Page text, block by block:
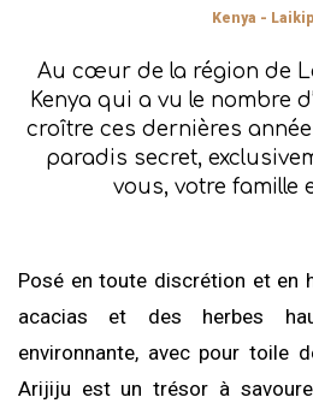
Kenya -
Au cœur de la région de
Kenya qui a vu le nombre
croître ces dernières
paradis secret,
vous, votre famille
Posé en toute discrétion et en
acacias et des herbes
environnante, avec pour toile
Arijiju est un trésor à